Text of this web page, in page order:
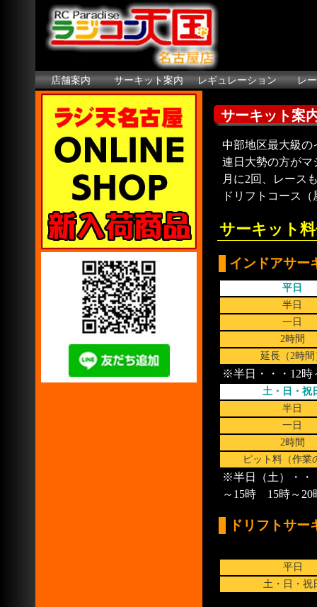
店舗案内 サーキット案内 レギュレーション レ
サーキット案
中部地区最大級の
連日大勢の方がマ
月に2回、レース
ドリフトコース
サーキット
インドアサー
平日
半日
一日
2時間
延長（2時間
※半日・・・12
土・日・祝
半日
一日
2時間
ピット料（作業
※半日（土）・
～15時 15時～
ドリフトサー
平日
土・日・祝